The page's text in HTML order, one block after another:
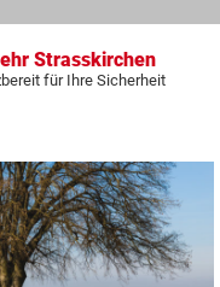
Strasskirchen
für Ihre Sicherheit